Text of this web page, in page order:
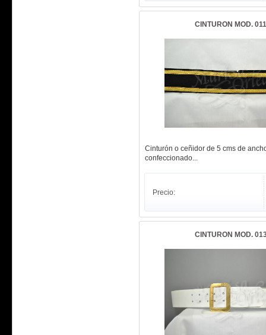
CINTURON MOD.
Cinturón o ceñidor de 5 cms de
confeccionado...
Precio:
CINTURON MOD.